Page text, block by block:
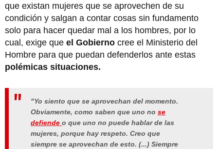
que existan mujeres que se aprovechen de su
condición y salgan a contar cosas sin fundamento
solo para hacer quedar mal a los hombres, por lo
cual, exige que el Gobierno cree el Ministerio del
Hombre para que puedan defenderlos ante estas
polémicas situaciones.
"Yo siento que se aprovechan del momento.
Obviamente, como saben que uno no se
defiende o que uno no puede hablar de las
mujeres, porque hay respeto. Creo que
siempre se aprovechan de esto. (...) Siempre